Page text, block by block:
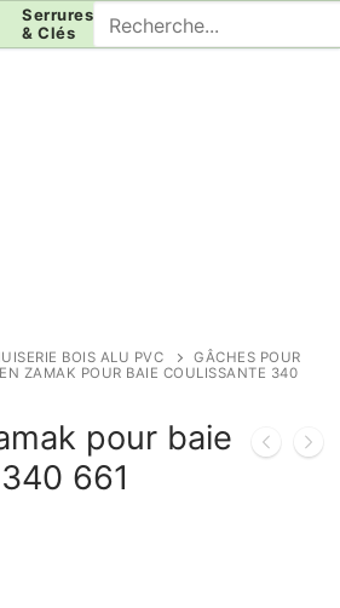
Serrures
& Clés
Rechercher
:
BOIS ALU PVC
GÂCHES POUR
ZAMAK POUR BAIE COULISSANTE 340
pour baie
661